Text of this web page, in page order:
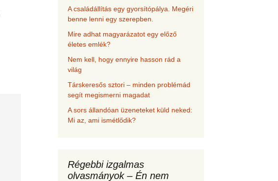
A családállítás egy gyorsítópálya. Megéri
benne lenni egy szerepben.
Mire adhat magyarázatot egy előző
életes emlék?
Nem kell, hogy ennyire hasson rád a
világ
Társkeresős sztori – minden problémád
segít megismerni magadat
A sors állandóan üzeneteket küld neked:
Mi az, ami ismétlődik?
Régebbi izgalmas
olvasmányok – Én nem